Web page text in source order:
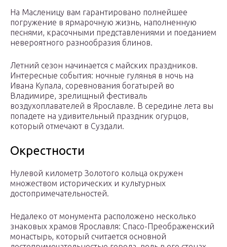
На Масленицу вам гарантировано полнейшее
погружение в ярмарочную жизнь, наполненную
песнями, красочными представлениями и поеданием
невероятного разнообразия блинов.
Летний сезон начинается с майских праздников.
Интересные события: ночные гулянья в ночь на
Ивана Купала, соревнования богатырей во
Владимире, зрелищный фестиваль
воздухоплавателей в Ярославле. В середине лета вы
попадете на удивительный праздник огурцов,
который отмечают в Суздали.
Окрестности
Нулевой километр Золотого кольца окружен
множеством исторических и культурных
достопримечательностей.
Недалеко от монумента расположено несколько
знаковых храмов Ярославля: Спасо-Преображенский
монастырь, который считается основной